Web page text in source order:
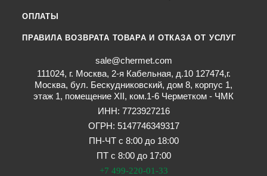
ОПЛАТЫ
ПРАВИЛА ВОЗВРАТА ТОВАРА И ОТКАЗА ОТ УСЛУГ
sale@chermet.com
111024, г. Москва, 2-я Кабельная, д.10 127474,г.
Москва, бул. Бескудниковский, дом 8, корпус 1,
этаж 1, помещение XII, ком.1-6 Черметком - ЧМК
ИНН: 7723927216
ОГРН: 5147746349317
ПН-ЧТ с 8:00 до 18:00
ПТ с 8:00 до 17:00
+7 499-220-01-33